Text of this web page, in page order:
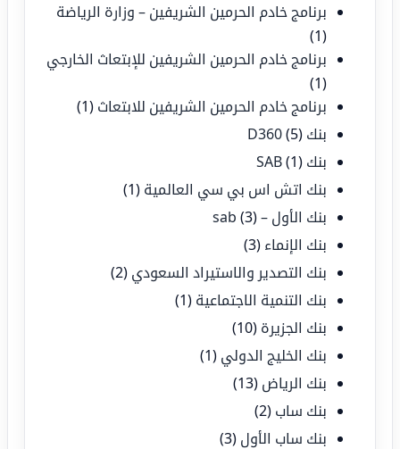
برنامج خادم الحرمين الشريفين – وزارة الرياضة
(1)
برنامج خادم الحرمين الشريفين للإبتعاث الخارجي
(1)
برنامج خادم الحرمين الشريفين للابتعاث (1)
بنك D360 (5)
بنك SAB (1)
بنك اتش اس بي سي العالمية (1)
بنك الأول – sab(3)
بنك الإنماء (3)
بنك التصدير والاستيراد السعودي (2)
بنك التنمية الاجتماعية (1)
بنك الجزيرة (10)
بنك الخليج الدولي (1)
بنك الرياض (13)
بنك ساب (2)
بنك ساب الأول (3)